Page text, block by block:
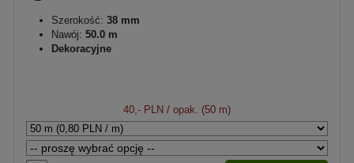
Szerokość: 38 mm
Nawój: 50.0 m
Dekoracyjne
40,- PLN / opak. (50 m)